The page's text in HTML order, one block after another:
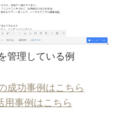
管理している例
成功事例はこちら
用事例はこちら